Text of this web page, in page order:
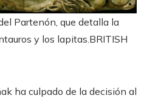
Partenón, que detalla la
y los lapitas. BRITISH
ha culpado de la decisión al